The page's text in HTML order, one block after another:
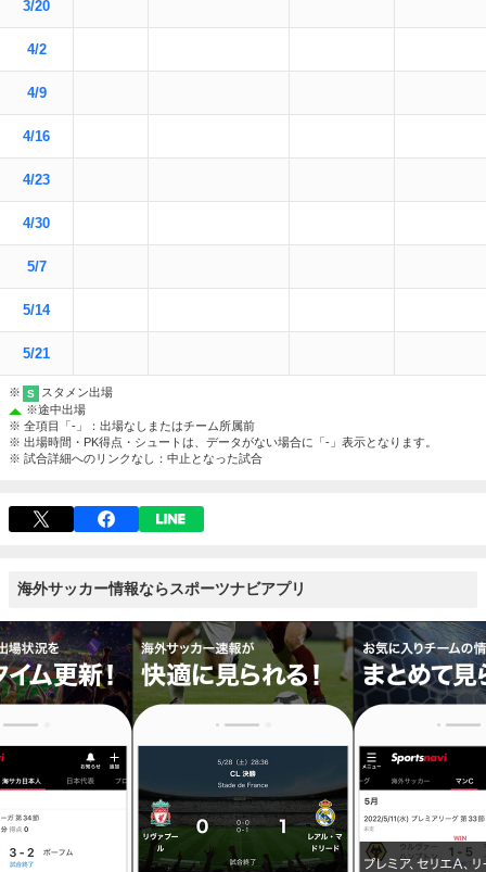
3/20
4/2
4/9
4/16
4/23
4/30
5/7
5/14
5/21
※ S
スタメン出場
※途中出場
※ 全項目「-」：出場なしまたはチーム所属前
※ 出場時間・PK得点・シュートは、データがない場合に「-」表示となります。
※ 試合詳細へのリンクなし：中止となった試合
海外サッカー情報ならスポーツナビアプリ